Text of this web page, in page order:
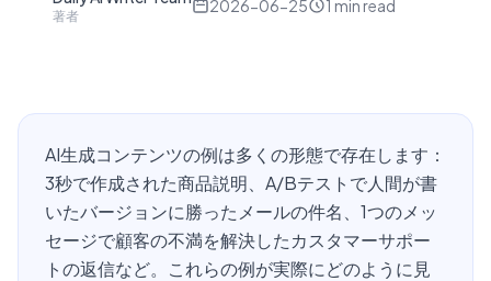
著者
2026-06-25 1 min read
AI生成コンテンツの例は多くの形態で存在します：
3秒で作成された商品説明、A/Bテストで人間が書
いたバージョンに勝ったメールの件名、1つのメッ
セージで顧客の不満を解決したカスタマーサポー
トの返信など。これらの例が実際にどのように見